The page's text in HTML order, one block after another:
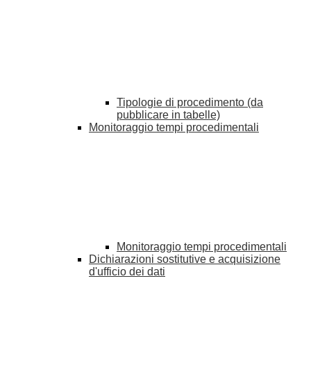
Tipologie di procedimento (da
pubblicare in tabelle)
Monitoraggio tempi procedimentali
Monitoraggio tempi procedimentali
Dichiarazioni sostitutive e acquisizione
d'ufficio dei dati